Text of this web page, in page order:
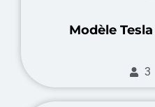
Modèle
3